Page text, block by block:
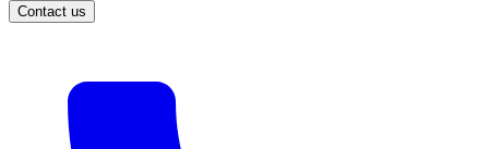
Contact us